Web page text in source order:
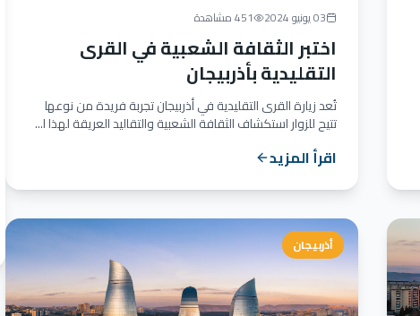
03 يونيو 2024 451 مشاهدة
اختبر الثقافة الشعبية في القرى
التقليدية بأذربيجان
تُعد زيارة القرى التقليدية في أذربيجان تجربة فريدة من نوعها
تتيح للزوار استكشاف الثقافة الشعبية والتقاليد العريقة لهذا ا...
اقرأ المزيد
أذربيجان